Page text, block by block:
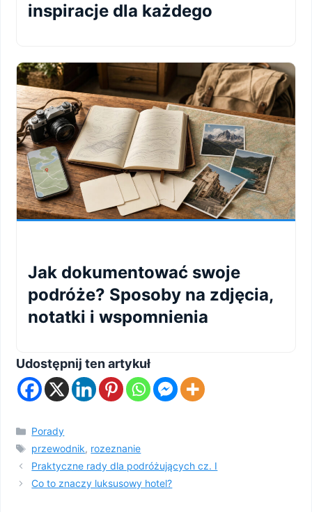
inspiracje dla każdego
Jak dokumentować swoje
podróże? Sposoby na zdjęcia,
notatki i wspomnienia
Udostępnij ten artykuł
Kategorie
Porady
Tagi
przewodnik, rozeznanie
Praktyczne rady dla podróżujących cz. I
Co to znaczy luksusowy hotel?